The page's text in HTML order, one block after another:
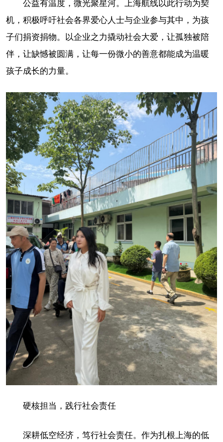
公益有温度，微光聚星河。上海航线以此行动为契
机，积极呼吁社会各界爱心人士与企业参与其中，为孩
子们捐资捐物。以企业之力撬动社会大爱，让孤独被陪
伴，让缺憾被圆满，让每一份微小的善意都能成为温暖
孩子成长的力量。
硬核担当，践行社会责任
深耕低空经济，笃行社会责任。作为扎根上海的低